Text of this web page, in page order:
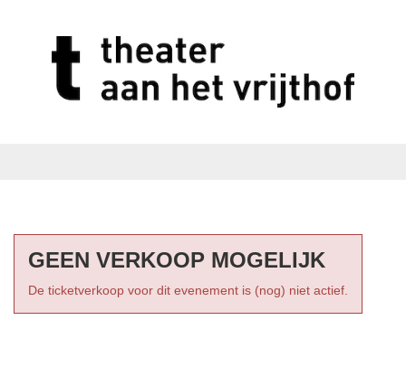
GEEN VERKOOP MOGELIJK
De ticketverkoop voor dit evenement is (nog) niet actief.